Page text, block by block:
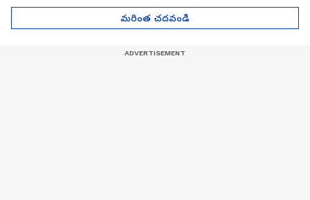
మరింత చదవండి